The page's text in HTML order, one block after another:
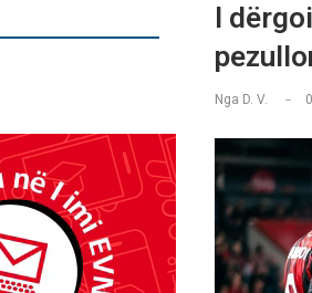
I
Nga D. V.